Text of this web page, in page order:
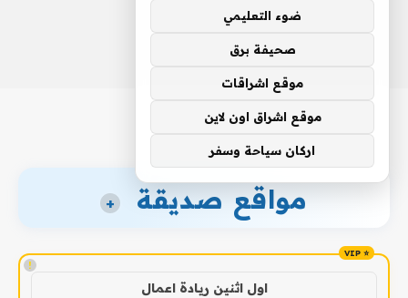
مواقع صديقة +
!
اول اثنين ريادة اعمال
ضوء التعليمي
صحيفة برق
موقع اشراقات
موقع اشراق اون لاين
اركان سياحة وسفر